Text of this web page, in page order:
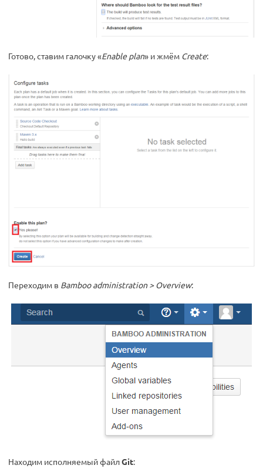
Готово, ставим галочку «Enable plan» и жмём Create:
Переходим в Bamboo administration > Overview:
Находим исполняемый файлGit: